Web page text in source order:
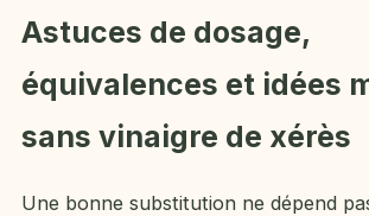
Astuces de dosage,
équivalences et idées
sans vinaigre de xérès
Une bonne substitution ne dépend